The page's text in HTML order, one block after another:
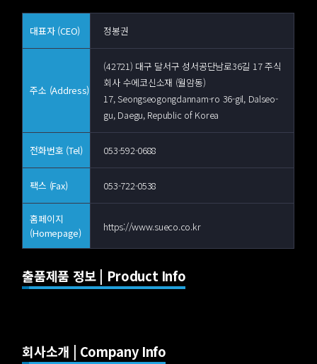
대표자 (CEO) 정봉권
주소 (Address)
(42721) 대구 달서구 성서공단남로36길 17 주식
회사 수에코신소재 (월암동)
17, Seongseogongdannam-ro 36-gil, Dalseo-
gu, Daegu, Republic of Korea
전화번호 (Tel) 053-592-0688
팩스 (Fax) 053-722-0538
홈페이지
(Homepage)
https://www.sueco.co.kr
출품제품 정보 | Product Info
회사소개 | Company Info